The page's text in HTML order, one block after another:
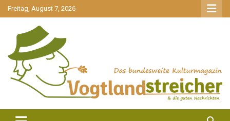
gehe
zum
Freitag, August 7, 2026
Vogtlandstreicher